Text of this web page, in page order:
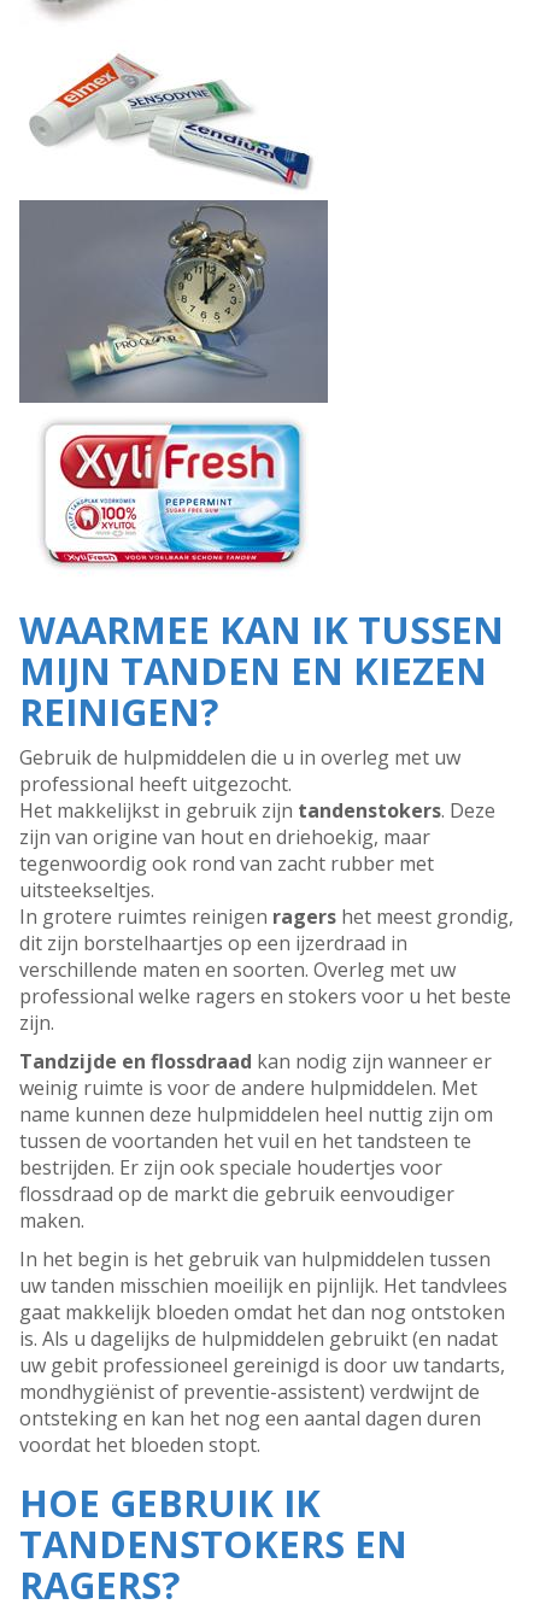
WAARMEE KAN IK TUSSEN
MIJN TANDEN EN KIEZEN
REINIGEN?
Gebruik de hulpmiddelen die u in overleg met uw
professional heeft uitgezocht.
Het makkelijkst in gebruik zijn tandenstokers. Deze
zijn van origine van hout en driehoekig, maar
tegenwoordig ook rond van zacht rubber met
uitsteekseltjes.
In grotere ruimtes reinigen ragers het meest grondig,
dit zijn borstelhaartjes op een ijzerdraad in
verschillende maten en soorten. Overleg met uw
professional welke ragers en stokers voor u het beste
zijn.
Tandzijde en flossdraad kan nodig zijn wanneer er
weinig ruimte is voor de andere hulpmiddelen. Met
name kunnen deze hulpmiddelen heel nuttig zijn om
tussen de voortanden het vuil en het tandsteen te
bestrijden. Er zijn ook speciale houdertjes voor
flossdraad op de markt die gebruik eenvoudiger
maken.
In het begin is het gebruik van hulpmiddelen tussen
uw tanden misschien moeilijk en pijnlijk. Het tandvlees
gaat makkelijk bloeden omdat het dan nog ontstoken
is. Als u dagelijks de hulpmiddelen gebruikt (en nadat
uw gebit professioneel gereinigd is door uw tandarts,
mondhygiënist of preventie-assistent) verdwijnt de
ontsteking en kan het nog een aantal dagen duren
voordat het bloeden stopt.
HOE GEBRUIK IK
TANDENSTOKERS EN
RAGERS?